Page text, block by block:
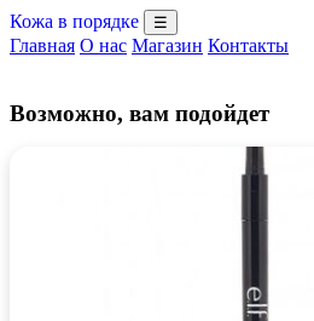
Кожа в порядке ☰
Главная О нас Магазин Контакты
Возможно, вам подойдет